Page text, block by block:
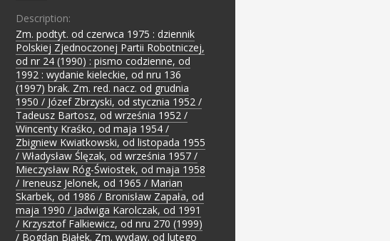
Description:
Zm. podtyt. od czerwca 1975 : dziennik
Polskiej Zjednoczonej Partii Robotniczej,
od nr 24 (1990) : pismo codzienne, od
1992 : wydanie kieleckie, od nru 136
(1997) brak. Zm. red. nacz. od grudnia
1950 / Józef Zbrzyski, od stycznia 1952 /
Tadeusz Bartosz, od września 1952 /
Wincenty Kraśko, od maja 1954 /
Zbigniew Kwiatkowski, od listopada 1955
/ Władysław Ślęzak, od września 1957 /
Mieczysław Róg-Świostek, od maja 1958
/ Ireneusz Jelonek, od 1965 / Marian
Skarbek, od 1986 / Bronisław Zapała, od
maja 1990 / Jadwiga Karolczak, od 1991
/ Krzysztof Falkiewicz, od nru 270 (1999)
/ Bogdan Białek. Zm. wydaw. od lutego